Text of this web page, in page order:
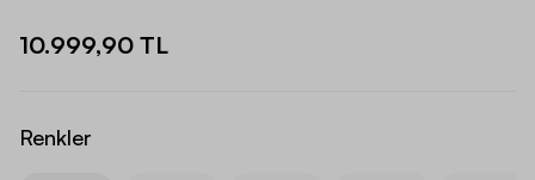
10.999,90 TL
Renkler